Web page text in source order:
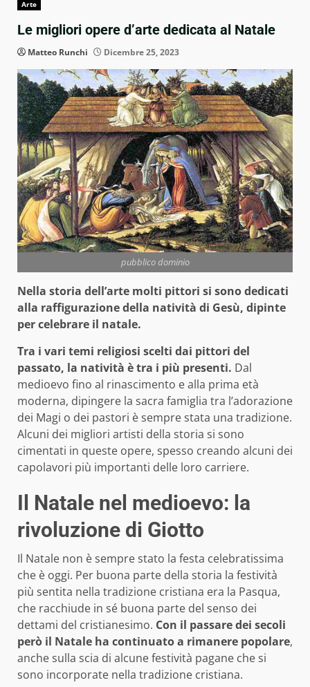
Arte
Le migliori opere d’arte dedicata al Natale
Matteo Runchi Dicembre 25, 2023
pubblico dominio
Nella storia dell’arte molti pittori si sono dedicati
alla raffigurazione della natività di Gesù, dipinte
per celebrare il natale.
Tra i vari temi religiosi scelti dai pittori del
passato, la natività è tra i più presenti. Dal
medioevo fino al rinascimento e alla prima età
moderna, dipingere la sacra famiglia tra l’adorazione
dei Magi o dei pastori è sempre stata una tradizione.
Alcuni dei migliori artisti della storia si sono
cimentati in queste opere, spesso creando alcuni dei
capolavori più importanti delle loro carriere.
Il Natale nel medioevo: la
rivoluzione di Giotto
Il Natale non è sempre stato la festa celebratissima
che è oggi. Per buona parte della storia la festività
più sentita nella tradizione cristiana era la Pasqua,
che racchiude in sé buona parte del senso dei
dettami del cristianesimo. Con il passare dei secoli
però il Natale ha continuato a rimanere popolare,
anche sulla scia di alcune festività pagane che si
sono incorporate nella tradizione cristiana.